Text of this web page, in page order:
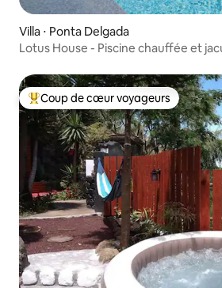
Villa ⋅ Ponta Delgada
Lotus House - Piscine chauffée et
Coups de cœur voyageurs les plus
Coup de cœur voyageurs